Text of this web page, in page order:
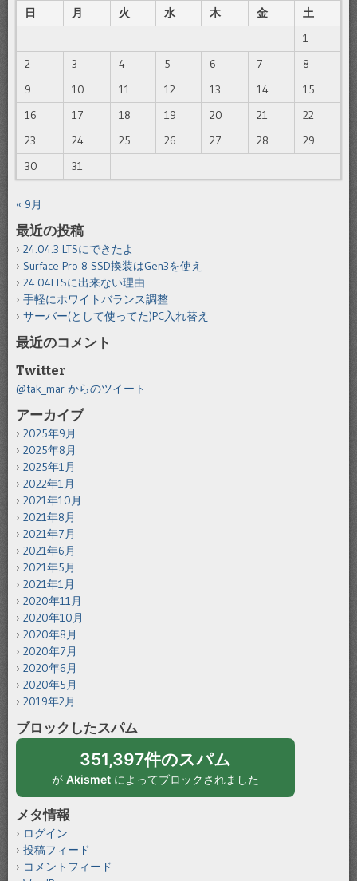
日
月 火 水 木 金
土
1
2
3 4 5 6 7
8
9
10 11 12 13 14
15
16
17 18 19 20 21
22
23
24 25 26 27 28
29
30
31
« 9月
最近の投稿
24.04.3 LTSにできたよ
Surface Pro 8 SSD換装はGen3を使え
24.04LTSに出来ない理由
手軽にホワイトバランス調整
サーバー(として使ってた)PC入れ替え
最近のコメント
Twitter
@tak_mar からのツイート
アーカイブ
2025年9月
2025年8月
2025年1月
2022年1月
2021年10月
2021年8月
2021年7月
2021年6月
2021年5月
2021年1月
2020年11月
2020年10月
2020年8月
2020年7月
2020年6月
2020年5月
2019年2月
ブロックしたスパム
351,397件のスパム
が Akismet によってブロックされました
メタ情報
ログイン
投稿フィード
コメントフィード